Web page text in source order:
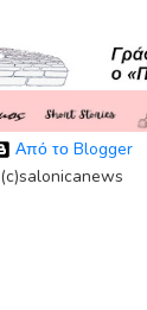
Από το Blogger
(c)salonicanews